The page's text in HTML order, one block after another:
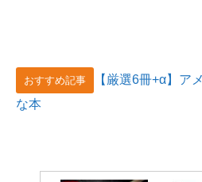
おすすめ記事
【厳選6冊+α】ア
な本